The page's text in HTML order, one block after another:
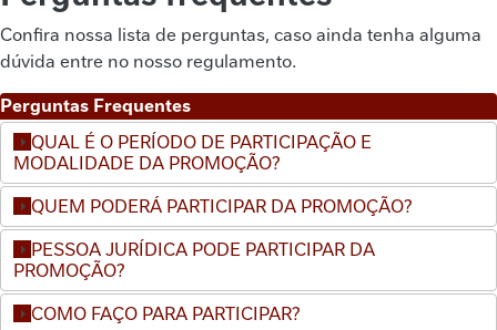
Confira nossa lista de perguntas, caso ainda tenha alguma
dúvida entre no nosso regulamento.
Perguntas Frequentes
QUAL É O PERÍODO DE PARTICIPAÇÃO E
MODALIDADE DA PROMOÇÃO?
QUEM PODERÁ PARTICIPAR DA PROMOÇÃO?
PESSOA JURÍDICA PODE PARTICIPAR DA
PROMOÇÃO?
COMO FAÇO PARA PARTICIPAR?